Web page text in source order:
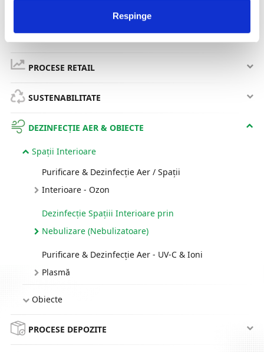
Respinge
EXPERIENȚA CLIENTULUI
PROCESE RETAIL
SUSTENABILITATE
DEZINFECȚIE AER & OBIECTE
Spații Interioare
Purificare & Dezinfecție Aer / Spații
Interioare - Ozon
Dezinfecție Spațiii Interioare prin
Nebulizare (Nebulizatoare)
Purificare & Dezinfecție Aer - UV-C & Ioni
Plasmă
Obiecte
PROCESE DEPOZITE